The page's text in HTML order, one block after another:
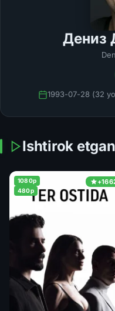
Дениз
1993-07-28 (32
Ishtirok
1080p
480p